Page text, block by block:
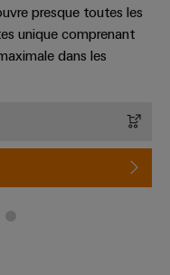
presque toutes les
unique comprenant
dans les